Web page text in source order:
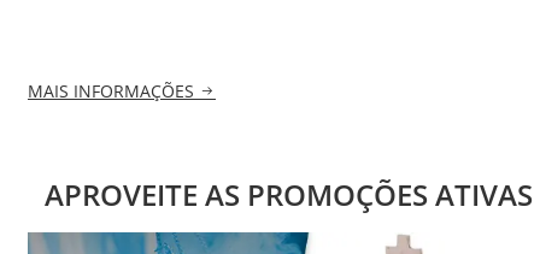
MAIS INFORMAÇÕES
APROVEITE AS PROMOÇÕES ATIVAS